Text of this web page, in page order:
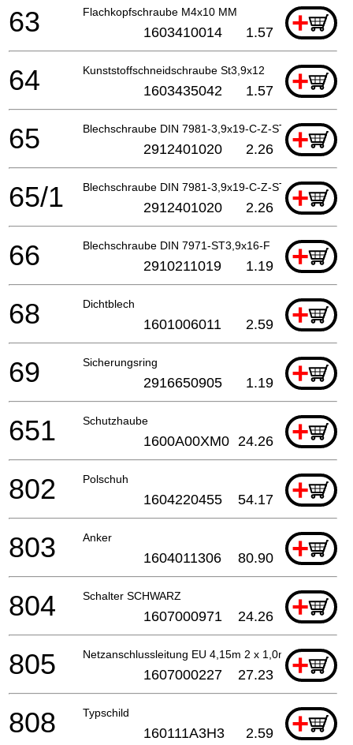
Flachkopfschraube M4x10 MM +
63 1603410014 1.57
Kunststoffschneidschraube St3,9x12 +
64 1603435042 1.57
Blechschraube DIN 7981-3,9x19-C-Z-ST +
65 2912401020 2.26
Blechschraube DIN 7981-3,9x19-C-Z-ST +
65/1 2912401020 2.26
Blechschraube DIN 7971-ST3,9x16-F +
66 2910211019 1.19
Dichtblech +
68 1601006011 2.59
Sicherungsring +
69 2916650905 1.19
Schutzhaube +
651 1600A00XM0 24.26
Polschuh +
802 1604220455 54.17
Anker +
803 1604011306 80.90
Schalter SCHWARZ +
804 1607000971 24.26
Netzanschlussleitung EU 4,15m 2 x 1,0mm H07 RN-F
+
805 1607000227 27.23
Typschild +
808 160111A3H3 2.59